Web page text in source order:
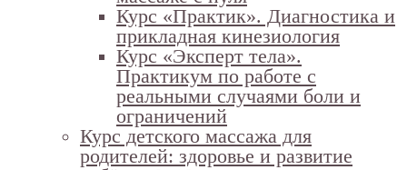
Курс «Практик». Диагностика и
прикладная кинезиология
Курс «Эксперт тела».
Практикум по работе с
реальными случаями боли и
ограничений
Курс детского массажа для
родителей: здоровье и развитие